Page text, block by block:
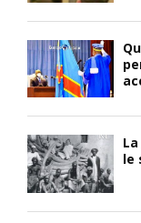
le